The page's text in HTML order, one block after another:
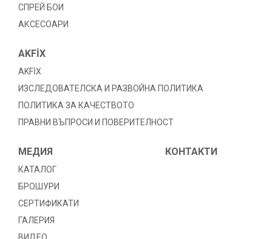
СПРЕЙ БОИ
АКСЕСОАРИ
AKFİX
AKFİX
ИЗСЛЕДОВАТЕЛСКА И РАЗВОЙНА ПОЛИТИКА
ПОЛИТИКА ЗА КАЧЕСТВОТО
ПРАВНИ ВЪПРОСИ И ПОВЕРИТЕЛНОСТ
МЕДИЯ
КАТАЛОГ
БРОШУРИ
СЕРТИФИКАТИ
ГАЛЕРИЯ
КОНТАКТИ